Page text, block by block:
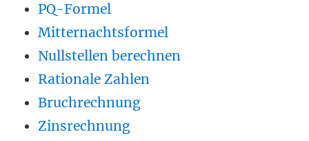
PQ-Formel
Mitternachtsformel
Nullstellen berechnen
Rationale Zahlen
Bruchrechnung
Zinsrechnung